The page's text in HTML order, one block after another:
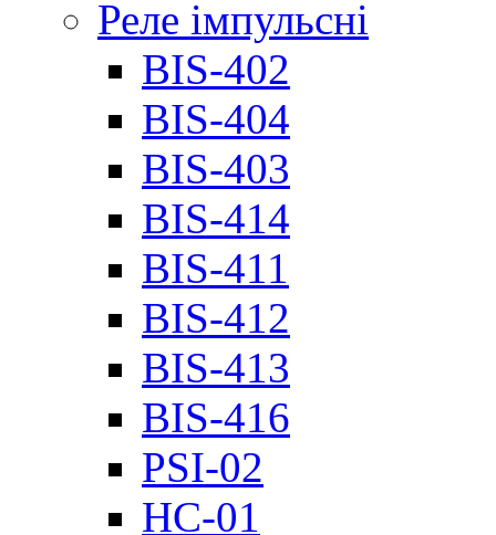
Реле імпульсні
BIS-402
BIS-404
BIS-403
BIS-414
BIS-411
BIS-412
BIS-413
BIS-416
PSI-02
НС-01